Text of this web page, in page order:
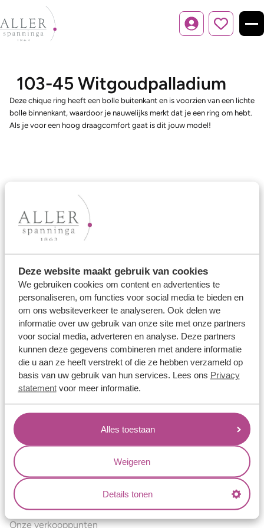
Deze website maakt gebruik van cookies
We gebruiken cookies om content en advertenties te
personaliseren, om functies voor social media te bieden en
om ons websiteverkeer te analyseren. Ook delen we
informatie over uw gebruik van onze site met onze partners
voor social media, adverteren en analyse. Deze partners
kunnen deze gegevens combineren met andere informatie
die u aan ze heeft verstrekt of die ze hebben verzameld op
basis van uw gebruik van hun services. Lees ons Privacy
statementvoor meer informatie.
Alles toestaan
Weigeren
Details tonen
Inloggen
103-45 Witgoudpalladium
Deze chique ring heeft een bolle buitenkant en is voorzien van een lichte
bolle binnenkant, waardoor je nauwelijks merkt dat je een ring om hebt.
Als je voor een hoog draagcomfort gaat is dit jouw model!
Ons aanbod
Trouwringen
Verlovingsringen
Vriendschapsringen
Over ons
Aller Spanninga
Historie
Certificaten
Blogs
Jouw voordelen
Conflictvrije Materialen
Oneindig veel mogelijkheden
Kwaliteit
Juweliers & Contact
Onze verkooppunten